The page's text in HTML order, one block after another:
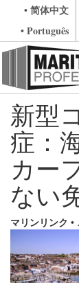
• 简体中文
• Português
新型
症：
カー
ない
マリンリンク •